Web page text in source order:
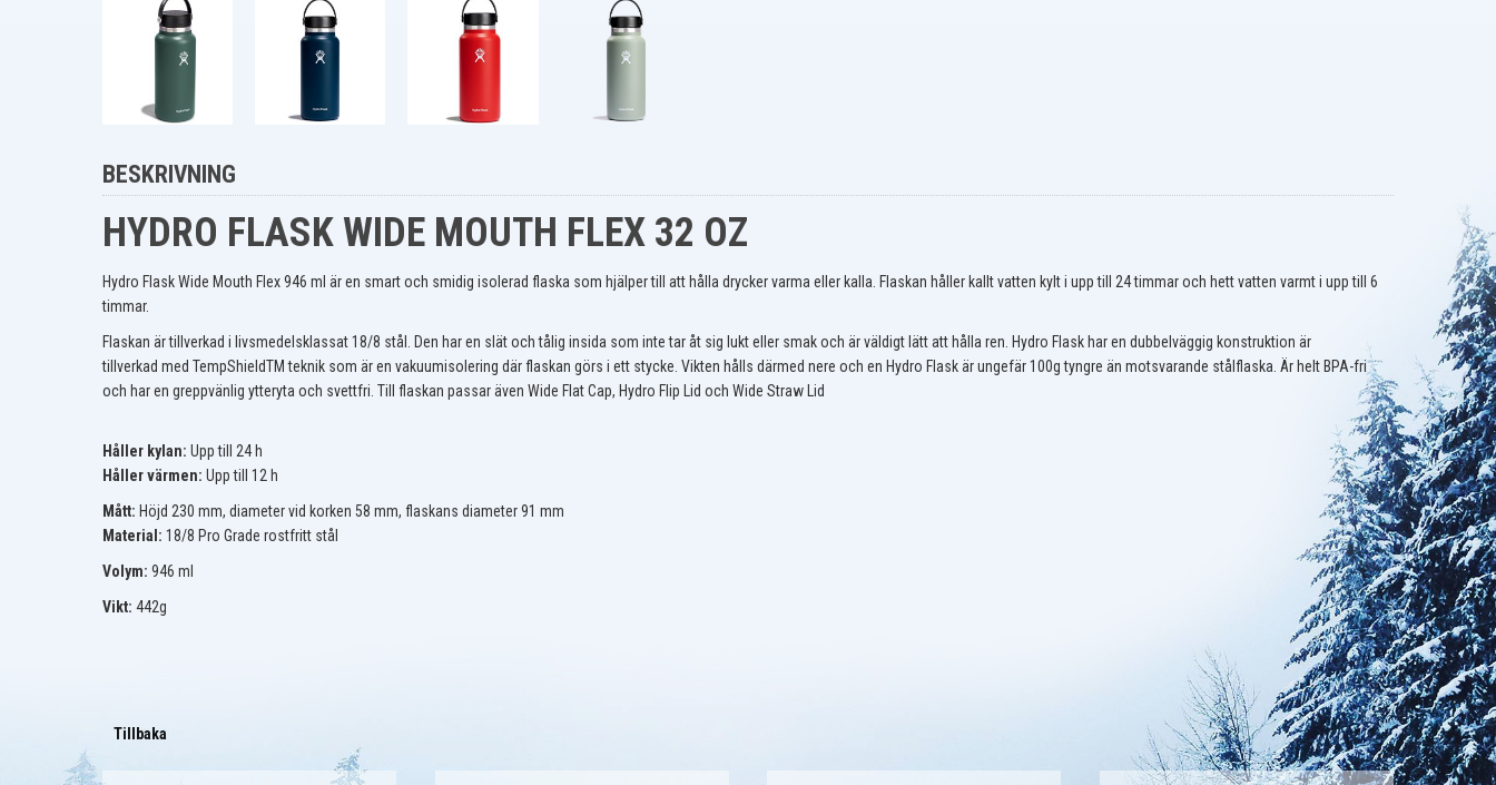
BESKRIVNING
HYDRO FLASK WIDE MOUTH FLEX 32 OZ
Hydro Flask Wide Mouth Flex 946 ml är en smart och smidig isolerad flaska som hjälper till att hålla drycker varma eller kalla. Flaskan håller kallt vatten kylt i upp till 24 timmar och hett vatten varmt i upp till 6
timmar.
Flaskan är tillverkad i livsmedelsklassat 18/8 stål. Den har en slät och tålig insida som inte tar åt sig lukt eller smak och är väldigt lätt att hålla ren. Hydro Flask har en dubbelväggig konstruktion är
tillverkad med TempShieldTM teknik som är en vakuumisolering där flaskan görs i ett stycke. Vikten hålls därmed nere och en Hydro Flask är ungefär 100g tyngre än motsvarande stålflaska. Är helt BPA-fri
och har en greppvänlig ytteryta och svettfri. Till flaskan passar även Wide Flat Cap, Hydro Flip Lid och Wide Straw Lid
Håller kylan: Upp till 24 h
Håller värmen: Upp till 12 h
Mått: Höjd 230 mm, diameter vid korken 58 mm, flaskans diameter 91 mm
Material: 18/8 Pro Grade rostfritt stål
Volym: 946 ml
Vikt: 442g
Tillbaka